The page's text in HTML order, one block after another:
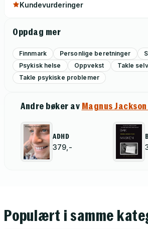
Kundevurderinger
Oppdag mer
Finnmark Personlige beretninger
Psykisk helse
Oppvekst
Takle
Takle psykiske problemer
Andre bøker av Magnus
ADHD
379,-
Populært i samme